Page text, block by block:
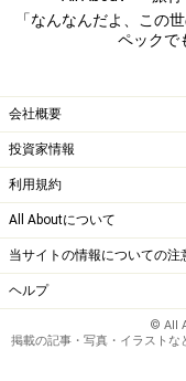
「なんなんだよ、この
ペックで
会社概要
投資家情報
利用規約
All Aboutについて
当サイトの情報についての注
ヘルプ
© All
掲載の記事・写真・イラスト